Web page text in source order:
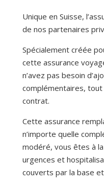
Unique en Suisse,
de nos partenaires
Spécialement créée
cette assurance
n’avez pas besoin
complémentaires,
contrat.
Cette assurance
n’importe quelle
modéré, vous êtes à
urgences et
couverts par la base